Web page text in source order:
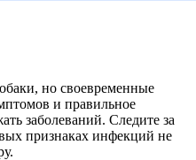
но своевременные
и правильное
заболеваний. Следите за
признаках инфекций не